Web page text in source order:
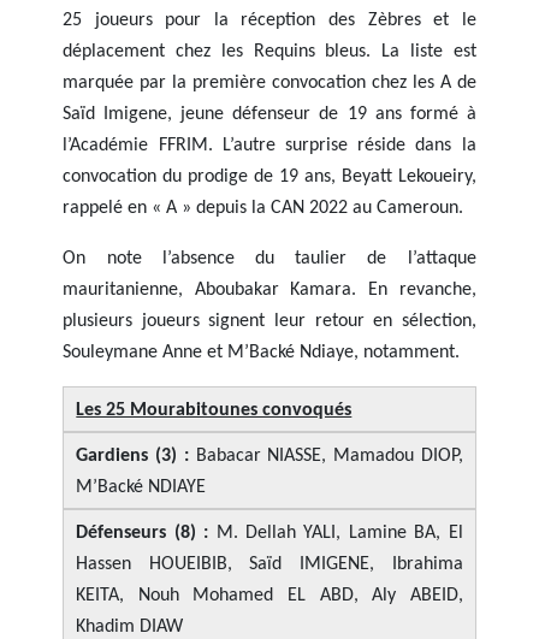
25 joueurs pour la réception des Zèbres et le
déplacement chez les Requins bleus. La liste est
marquée par la première convocation chez les A de
Saïd Imigene, jeune défenseur de 19 ans formé à
l’Académie FFRIM. L’autre surprise réside dans la
convocation du prodige de 19 ans, Beyatt Lekoueiry,
rappelé en « A » depuis la CAN 2022 au Cameroun.
On note l’absence du taulier de l’attaque
mauritanienne, Aboubakar Kamara. En revanche,
plusieurs joueurs signent leur retour en sélection,
Souleymane Anne et M’Backé Ndiaye, notamment.
Les 25 Mourabitounes convoqués
Gardiens (3) :Babacar NIASSE, Mamadou DIOP,
M’Backé NDIAYE
Défenseurs (8) : M. Dellah YALI, Lamine BA, El
Hassen HOUEIBIB, Saïd IMIGENE, Ibrahima
KEITA, Nouh Mohamed EL ABD, Aly ABEID,
Khadim DIAW